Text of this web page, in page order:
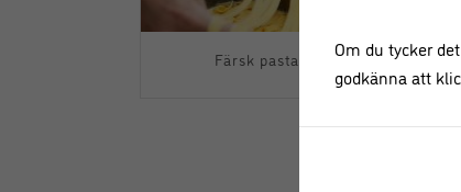
Färsk pasta receptOm du tycker
godkänna att